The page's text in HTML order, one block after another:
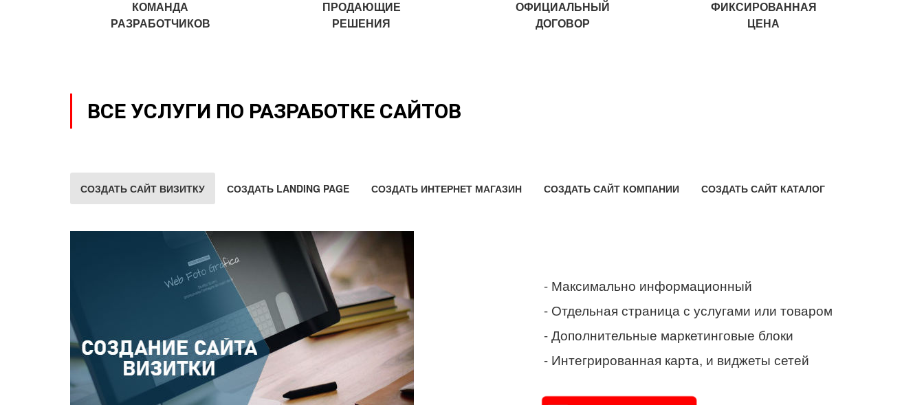
КОМАНДА
РАЗРАБОТЧИКОВ
ПРОДАЮЩИЕ
РЕШЕНИЯ
ОФИЦИАЛЬНЫЙ
ДОГОВОР
ФИКСИРОВАННАЯ
ЦЕНА
ВСЕ УСЛУГИ ПО РАЗРАБОТКЕ САЙТОВ
СОЗДАТЬ САЙТ ВИЗИТКУ СОЗДАТЬ LANDING PAGE СОЗДАТЬ ИНТЕРНЕТ МАГАЗИН СОЗДАТЬ САЙТ КОМПАНИИ СОЗДАТЬ САЙТ КАТАЛОГ
- Максимально информационный
- Отдельная страница с услугами или товаром
- Дополнительные маркетинговые блоки
- Интегрированная карта, и виджеты сетей